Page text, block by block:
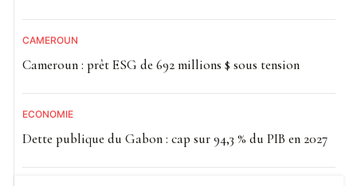
CAMEROUN
Cameroun : prêt ESG de 692 millions $ sous tension
ECONOMIE
Dette publique du Gabon : cap sur 94,3 % du PIB en 2027